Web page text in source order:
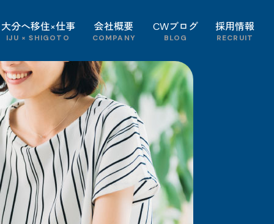
大分へ移住×仕事
IJU × SHIGOTO
会社概要
COMPANY
CWブログ
BLOG
採用情報
RECRUIT